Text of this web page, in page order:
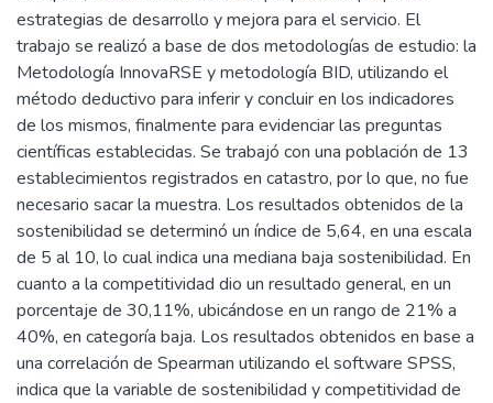
estrategias de desarrollo y mejora para el servicio. El
trabajo se realizó a base de dos metodologías de estudio: la
Metodología InnovaRSE y metodología BID, utilizando el
método deductivo para inferir y concluir en los indicadores
de los mismos, finalmente para evidenciar las preguntas
científicas establecidas. Se trabajó con una población de 13
establecimientos registrados en catastro, por lo que, no fue
necesario sacar la muestra. Los resultados obtenidos de la
sostenibilidad se determinó un índice de 5,64, en una escala
de 5 al 10, lo cual indica una mediana baja sostenibilidad. En
cuanto a la competitividad dio un resultado general, en un
porcentaje de 30,11%, ubicándose en un rango de 21% a
40%, en categoría baja. Los resultados obtenidos en base a
una correlación de Spearman utilizando el software SPSS,
indica que la variable de sostenibilidad y competitividad de